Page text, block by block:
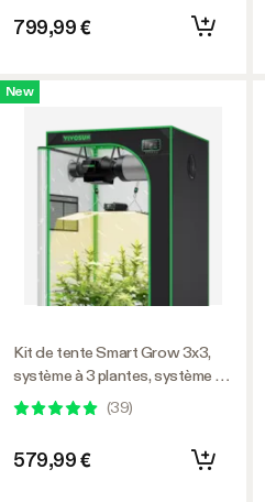
799,99 €
New
Kit de tente Smart Grow 3x3,
système à 3 plantes, système de
culture automatique intégré au
WiFi avec lumière de culture LED
ventilation efficace avec
(39)
579,99 €